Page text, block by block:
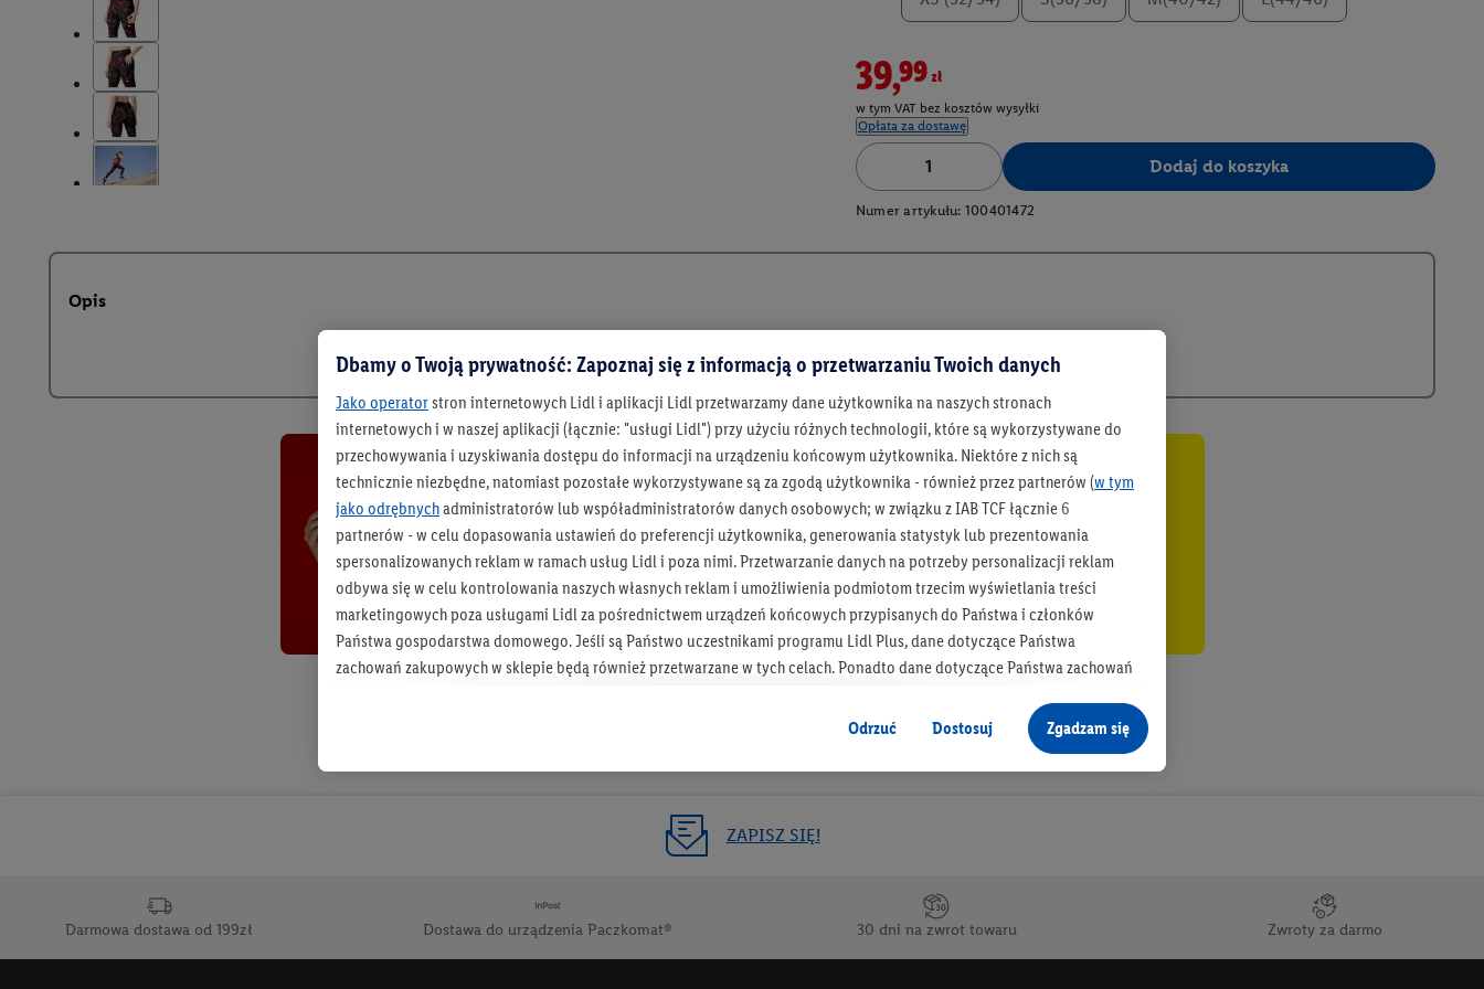
39,99zł
w tym VAT bez kosztów wysyłki
Opłata za dostawę
Dodaj do koszyka
Numer artykułu: 100401472
Opis
Bądź na bieżąco
Otrzymuj newsletter Lidla
Zapisz się!
ZAPISZ SIĘ!
Darmowa dostawa od 199zł Dostawa do urządzenia Paczkomat® 30 dni na zwrot towaru Zwroty za darmo
Dbamy o Twoją prywatność: Zapoznaj się z informacją o przetwarzaniu Twoich danych
Jako operatorstron internetowych Lidl i aplikacji Lidl przetwarzamy dane użytkownika na naszych stronach
internetowych i w naszej aplikacji (łącznie: "usługi Lidl") przy użyciu różnych technologii, które są wykorzystywane do
przechowywania i uzyskiwania dostępu do informacji na urządzeniu końcowym użytkownika. Niektóre z nich są
technicznie niezbędne, natomiast pozostałe wykorzystywane są za zgodą użytkownika - również przez partnerów (w tym
jako odrębnychadministratorów lub współadministratorów danych osobowych; w związku z IAB TCF łącznie 6
partnerów - w celu dopasowania ustawień do preferencji użytkownika, generowania statystyk lub prezentowania
spersonalizowanych reklam w ramach usług Lidl i poza nimi. Przetwarzanie danych na potrzeby personalizacji reklam
odbywa się w celu kontrolowania naszych własnych reklam i umożliwienia podmiotom trzecim wyświetlania treści
marketingowych poza usługami Lidl za pośrednictwem urządzeń końcowych przypisanych do Państwa i członków
Państwa gospodarstwa domowego. Jeśli są Państwo uczestnikami programu Lidl Plus, dane dotyczące Państwa
zachowań zakupowych w sklepie będą również przetwarzane w tych celach. Ponadto dane dotyczące Państwa zachowań
jako niezależny administrator danych
Tworzenie spersonalizowanych reklam opiera się na generowaniu profili, które są również wzbogacane o dane z innych
informacji z konta klienta - np. wieku lub płci - a także dokładnych danych dotyczących lokalizacji), również przez różne
urządzenia końcowe i usługi Lidl, w tym przechowywanie lub uzyskiwanie dostępu do informacji na urządzeniach
przetwarzanie odbywa się również w celu pomiaru wydajności/skuteczności reklamy, badania grup docelowych,
opracowywania ofert oraz zapewnienia bezpieczeństwa technicznego i optymalizacji wyświetlania konkretnych treści.
Odrzuć Dostosuj Zgadzam się